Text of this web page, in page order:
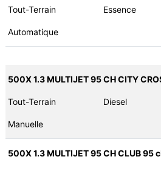
Tout-Terrain Essence
Automatique
500X 1.3 MULTIJET 95 CH CITY
Tout-Terrain Diesel
Manuelle
500X 1.3 MULTIJET 95 CH CLUB 95